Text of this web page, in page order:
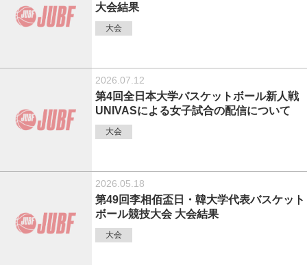
大会結果
大会
2026.07.12
第4回全日本大学バスケットボール新人戦
UNIVASによる女子試合の配信について
大会
2026.05.18
第49回李相佰盃日・韓大学代表バスケット
ボール競技大会 大会結果
大会